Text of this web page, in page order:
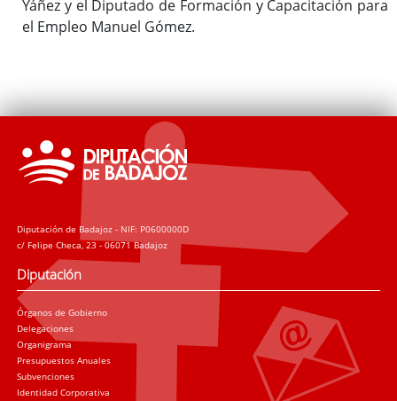
Yáñez y el Diputado de Formación y Capacitación para
el Empleo Manuel Gómez.
Diputación de Badajoz - NIF: P0600000D
c/ Felipe Checa, 23 - 06071 Badajoz
Diputación
Órganos de Gobierno
Delegaciones
Organigrama
Presupuestos Anuales
Subvenciones
Identidad Corporativa